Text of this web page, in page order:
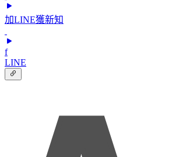
加LINE獲新知
f
LINE